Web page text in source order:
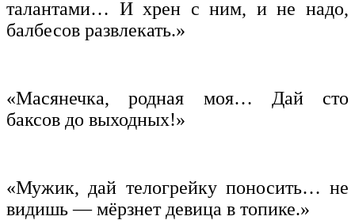
талантами… И хрен с ним, и не надо,
балбесов развлекать.»
«Масянечка, родная моя… Дай сто
баксов до выходных!»
«Мужик, дай телогрейку поносить… не
видишь — мёрзнет девица в топике.»